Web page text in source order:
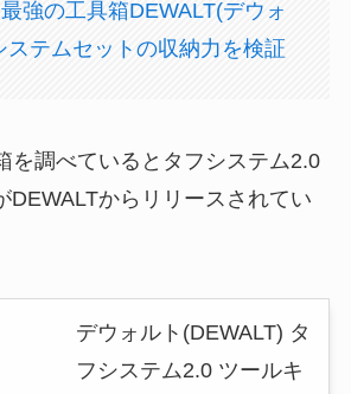
最強の工具箱DEWALT(デウォ
ステムセットの収納力を検証
を調べているとタフシステム2.0
DEWALTからリリースされてい
デウォルト(DEWALT) タ
フシステム2.0 ツールキ